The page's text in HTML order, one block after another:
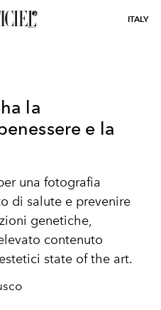
ITALY
la
e la
una fotografia
di salute e prevenire
genetiche,
contenuto
state of the art.